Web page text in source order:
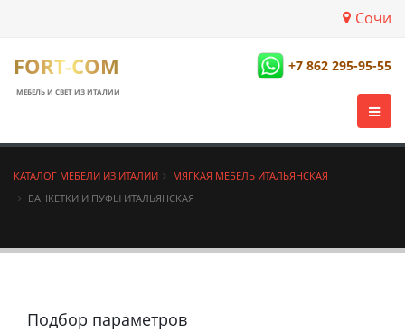
Сочи
FORT-COM
МЕБЕЛЬ И СВЕТ ИЗ ИТАЛИИ
+7 862 295-95-55
КАТАЛОГ МЕБЕЛИ ИЗ ИТАЛИИ
МЯГКАЯ МЕБЕЛЬ ИТАЛЬЯНСКАЯ
БАНКЕТКИ И ПУФЫ ИТАЛЬЯНСКАЯ
Подбор параметров